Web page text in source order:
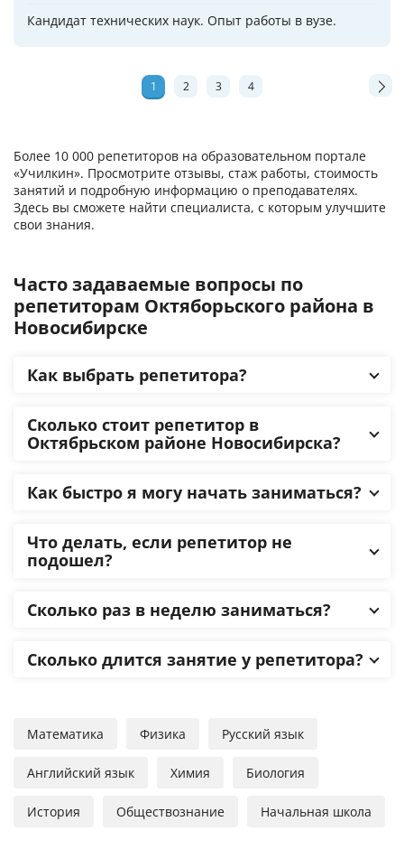
Более 10 000 репетиторов на образовательном портале
«Училкин». Просмотрите отзывы, стаж работы, стоимость
занятий и подробную информацию о преподавателях.
Здесь вы сможете найти специалиста, с которым улучшите
свои знания.
Кандидат технических наук. Опыт работы в вузе.
1 2 3 4
Часто задаваемые вопросы по
репетиторам Октяборьского района в
Новосибирске
Как выбрать репетитора?
Сколько стоит репетитор в
Октябрьском районе Новосибирска?
Как быстро я могу начать заниматься?
Что делать, если репетитор не
подошел?
Сколько раз в неделю заниматься?
Сколько длится занятие у репетитора?
Математика Физика Русский язык
Английский язык Химия Биология
История Обществознание Начальная школа